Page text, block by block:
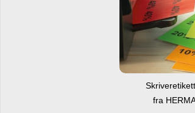
fra